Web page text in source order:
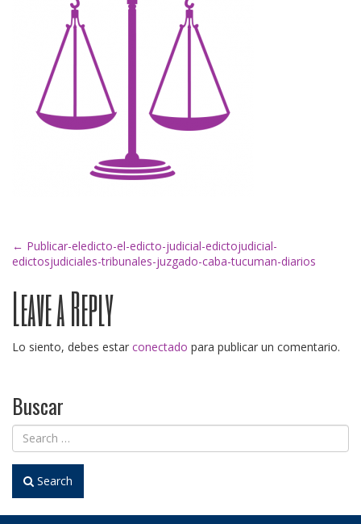
Post
navigation
← Publicar-eledicto-el-edicto-judicial-edictojudicial-
edictosjudiciales-tribunales-juzgado-caba-tucuman-diarios
Leave a Reply
Lo siento, debes estar conectado para publicar un comentario.
Buscar
Search